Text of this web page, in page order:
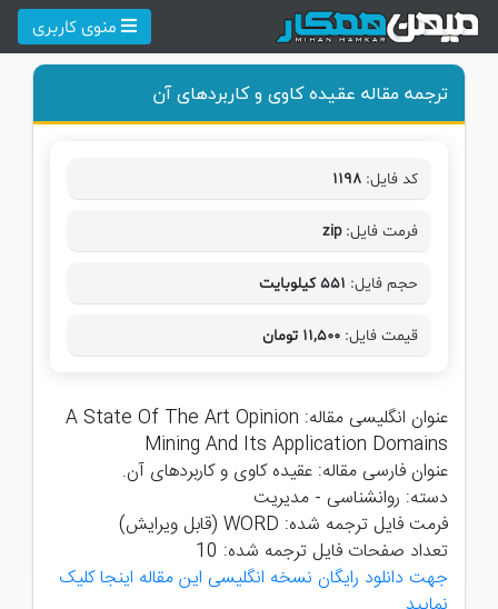
منوی کاربری
ترجمه مقاله عقیده کاوی و کاربردهای آن
کد فایل: ۱۱۹۸
فرمت فایل:zip
حجم فایل: ۵۵۱ کیلوبایت
قیمت فایل: ۱۱,۵۰۰ تومان
عنوان انگلیسی مقاله: A State Of The Art Opinion
Mining And Its Application Domains
عنوان فارسی مقاله: عقیده کاوی و کاربردهای آن.
دسته: روانشناسی - مدیریت
فرمت فایل ترجمه شده: WORD (قابل ویرایش)
تعداد صفحات فایل ترجمه شده: 10
جهت دانلود رایگان نسخه انگلیسی این مقاله اینجا کلیک